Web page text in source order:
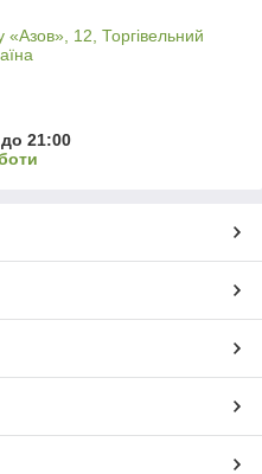
«Азов», 12, Торгівельний
21:00